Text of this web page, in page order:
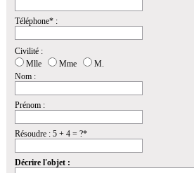
Téléphone* :
Civilité :
Mlle
Mme
M.
Nom :
Prénom :
Résoudre : 5 + 4 = ?*
Décrire l'objet :